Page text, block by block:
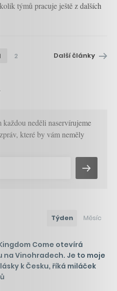
týmů pracuje ještě z dalších
2 Další články
neděli naservírujeme
které by vám neměly
Týden Měsíc
Come otevírá
na Vinohradech. Je to moje
k Česku, říká miláček